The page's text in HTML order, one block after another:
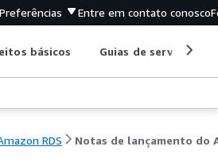
Preferências Entre em contato conosco
básicos Guias de serviço
RDS